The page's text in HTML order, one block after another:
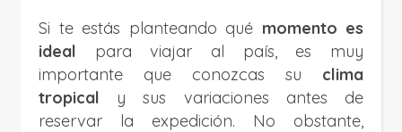
Si te estás planteando qué momento es
ideal para viajar al país, es muy
importante que conozcas su clima
tropical y sus variaciones antes de
reservar la expedición. No obstante,